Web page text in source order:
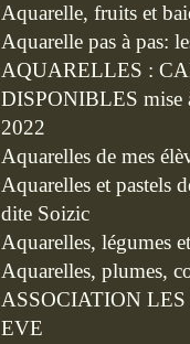
Aquarelle, fruits et
Aquarelle pas à pas:
AQUARELLES :
DISPONIBLES mise
2022
Aquarelles de mes
Aquarelles et pastels
dite Soizic
Aquarelles, légumes
Aquarelles, plumes,
ASSOCIATION
EVE